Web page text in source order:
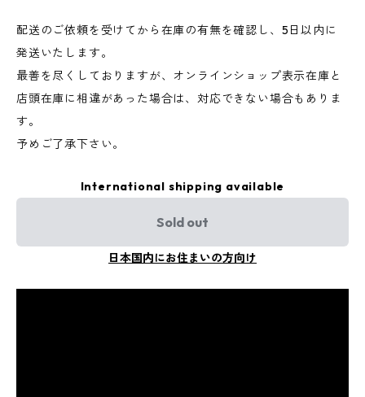
配送のご依頼を受けてから在庫の有無を確認し、5日以内に
発送いたします。
最善を尽くしておりますが、オンラインショップ表示在庫と
店頭在庫に相違があった場合は、対応できない場合もありま
す。
予めご了承下さい。
International shipping available
Sold out
日本国内にお住まいの方向け